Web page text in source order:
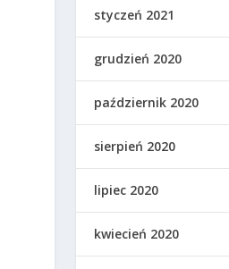
styczeń 2021
grudzień 2020
październik 2020
sierpień 2020
lipiec 2020
kwiecień 2020